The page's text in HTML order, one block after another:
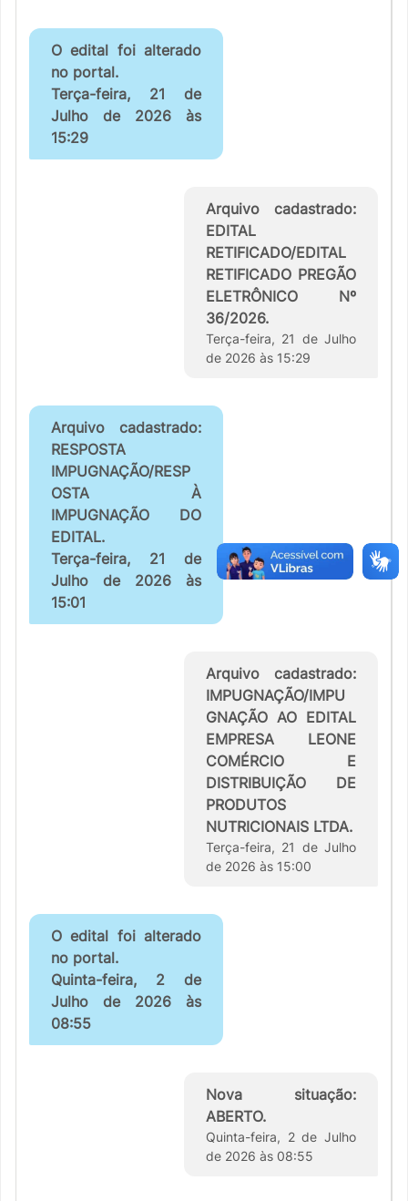
O edital foi alterado
no portal.
Terça-feira, 21 de
Julho de 2026 às
15:29
Arquivo cadastrado:
EDITAL
RETIFICADO/EDITAL
RETIFICADO PREGÃO
ELETRÔNICO Nº
36/2026.
Terça-feira, 21 de Julho
de 2026 às 15:29
Arquivo cadastrado:
RESPOSTA
IMPUGNAÇÃO/RESP
OSTA À
IMPUGNAÇÃO DO
EDITAL.
Terça-feira, 21 de
Julho de 2026 às
15:01
Arquivo cadastrado:
IMPUGNAÇÃO/IMPU
GNAÇÃO AO EDITAL
EMPRESA LEONE
COMÉRCIO E
DISTRIBUIÇÃO DE
PRODUTOS
NUTRICIONAIS LTDA.
Terça-feira, 21 de Julho
de 2026 às 15:00
O edital foi alterado
no portal.
Quinta-feira, 2 de
Julho de 2026 às
08:55
Nova situação:
ABERTO.
Quinta-feira, 2 de Julho
de 2026 às 08:55